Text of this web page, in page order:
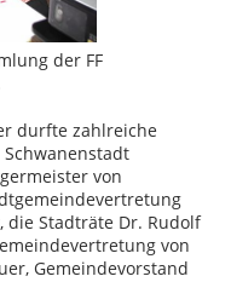
der FF
durfte zahlreiche
von
die Stadträte Dr. Rudolf
von
Gemeindevorstand